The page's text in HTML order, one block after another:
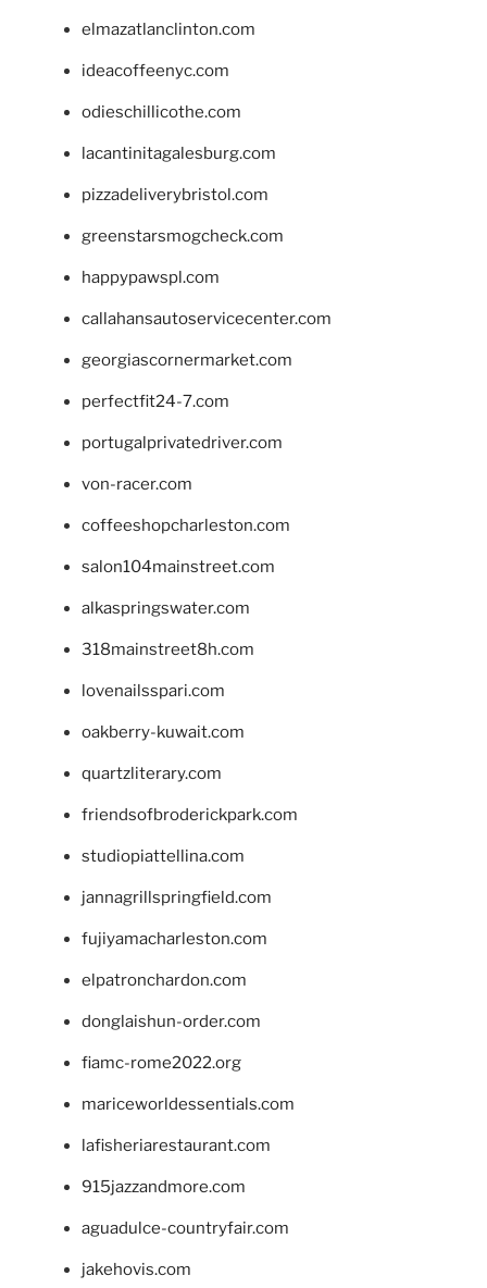
elmazatlanclinton.com
ideacoffeenyc.com
odieschillicothe.com
lacantinitagalesburg.com
pizzadeliverybristol.com
greenstarsmogcheck.com
happypawspl.com
callahansautoservicecenter.com
georgiascornermarket.com
perfectfit24-7.com
portugalprivatedriver.com
von-racer.com
coffeeshopcharleston.com
salon104mainstreet.com
alkaspringswater.com
318mainstreet8h.com
lovenailsspari.com
oakberry-kuwait.com
quartzliterary.com
friendsofbroderickpark.com
studiopiattellina.com
jannagrillspringfield.com
fujiyamacharleston.com
elpatronchardon.com
donglaishun-order.com
fiamc-rome2022.org
mariceworldessentials.com
lafisheriarestaurant.com
915jazzandmore.com
aguadulce-countryfair.com
jakehovis.com